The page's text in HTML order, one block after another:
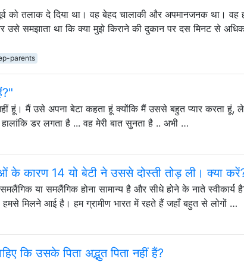
को तलाक दे दिया था। वह बेहद चालाकी और अपमानजनक था। वह
उसे समझाता था कि क्या मुझे किराने की दुकान पर दस मिनट से
parents
हूं। मैं उसे अपना बेटा कहता हूं क्योंकि मैं उससे बहुत प्यार करता हूं,
डर लगता है ... वह मेरी बात सुनता है .. अभी …
के कारण 14 यो बेटी ने उससे दोस्ती तोड़ ली। क्या
या समलैंगिक होना सामान्य है और सीधे होने के नाते स्वीकार्य
मिलने आई है। हम ग्रामीण भारत में रहते हैं जहाँ बहुत से लोगों …
कि उसके पिता अद्भुत पिता नहीं हैं?